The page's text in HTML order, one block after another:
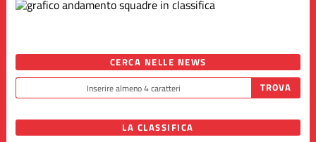
CERCA NELLE NEWS
LA CLASSIFICA